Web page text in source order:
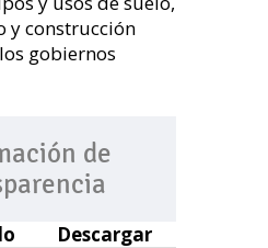
y construcción
gobiernos
de
Descargar